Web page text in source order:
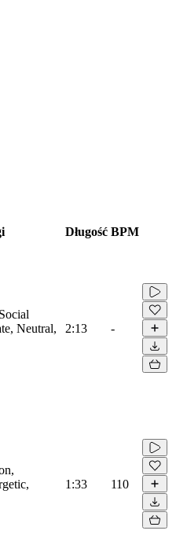
Długość BPM
Neutral,
2:13 -
1:33 110